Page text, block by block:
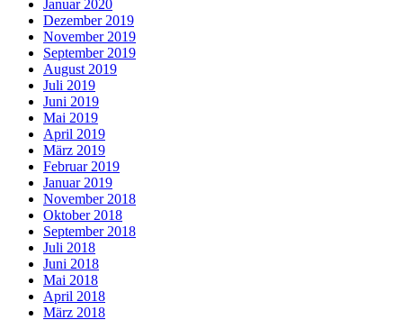
Januar 2020
Dezember 2019
November 2019
September 2019
August 2019
Juli 2019
Juni 2019
Mai 2019
April 2019
März 2019
Februar 2019
Januar 2019
November 2018
Oktober 2018
September 2018
Juli 2018
Juni 2018
Mai 2018
April 2018
März 2018